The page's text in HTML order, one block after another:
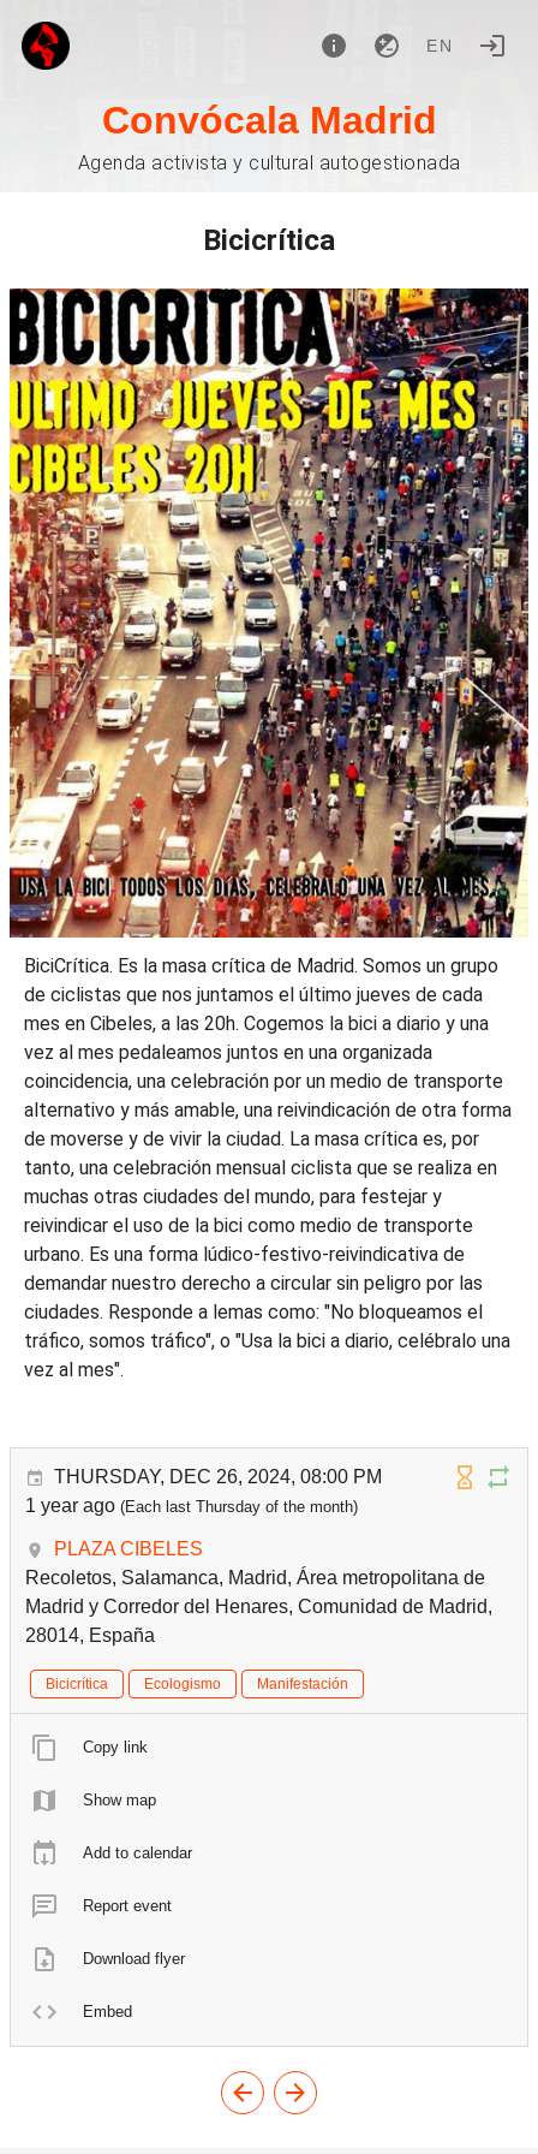
EN
Convócala Madrid
Agenda activista y cultural autogestionada
Bicicrítica
BiciCrítica. Es la masa crítica de Madrid. Somos un grupo
de ciclistas que nos juntamos el último jueves de cada
mes en Cibeles, a las 20h. Cogemos la bici a diario y una
vez al mes pedaleamos juntos en una organizada
coincidencia, una celebración por un medio de transporte
alternativo y más amable, una reivindicación de otra forma
de moverse y de vivir la ciudad. La masa crítica es, por
tanto, una celebración mensual ciclista que se realiza en
muchas otras ciudades del mundo, para festejar y
reivindicar el uso de la bici como medio de transporte
urbano. Es una forma lúdico-festivo-reivindicativa de
demandar nuestro derecho a circular sin peligro por las
ciudades. Responde a lemas como: "No bloqueamos el
tráfico, somos tráfico", o "Usa la bici a diario, celébralo una
vez al mes".
THURSDAY, DEC 26, 2024, 08:00 PM
1 year ago (Each last Thursday of the month)
PLAZA CIBELES
Recoletos, Salamanca, Madrid, Área metropolitana de
Madrid y Corredor del Henares, Comunidad de Madrid,
28014, España
Bicicrítica Ecologismo Manifestación
Copy link
Show map
Add to calendar
Report event
Download flyer
Embed